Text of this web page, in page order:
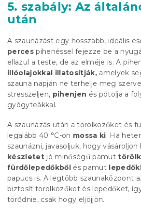
5. szabály: Az
után
A szaunázást egy hosszabb, ideális
perces pihenéssel fejezze be a
ellazul a teste, de az elméje is. A
illóolajokkal illatosítják, amelyek
szauna napján ne terhelje meg
stresszeljen, pihenjen és pótolja a
gyógyteákkal.
A szaunázás után a törölközőket és
legalább 40 °C-on mossa ki. Ha
szaunázni, javasoljuk, hogy vásároljon
készletet jó minőségű pamut
fürdőlepedőkből és pamut
papucs is. A legtöbb szaunaközpont
biztosít törölközőket és lepedőket,
törődnie, csak hogy eljöjjön.